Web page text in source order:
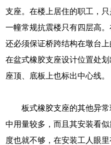
支座。在楼上居住的职工，
一幢常规抗震楼只有四层高
还必须保证桥跨结构在墩台
在盆式橡胶支座设计位置处
座顶、底板上也标出中心线。
板式橡胶支座的其他异
中用量较多，而且其安装看
度也就不够，在安装工人眼